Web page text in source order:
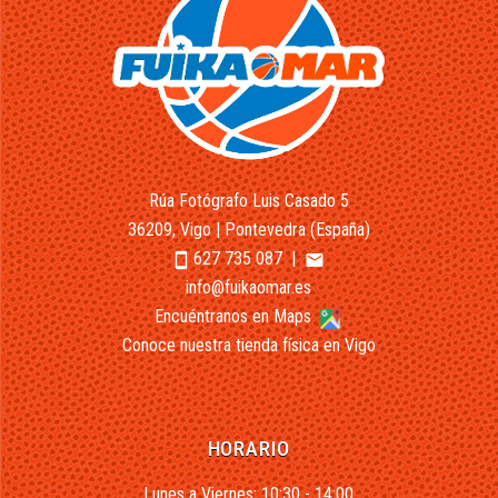
Rúa Fotógrafo Luis Casado 5
36209, Vigo | Pontevedra (España)
smartphone627 735 087|email
info@fuikaomar.es
Encuéntranos en Maps
Conoce nuestra tienda física en Vigo
HORARIO